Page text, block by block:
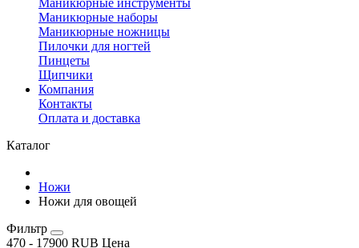
Маникюрные инструменты
Маникюрные наборы
Маникюрные ножницы
Пилочки для ногтей
Пинцеты
Щипчики
Компания
Контакты
Оплата и доставка
Каталог
Ножи
Ножи для овощей
Фильтр
470 - 17900 RUB Цена